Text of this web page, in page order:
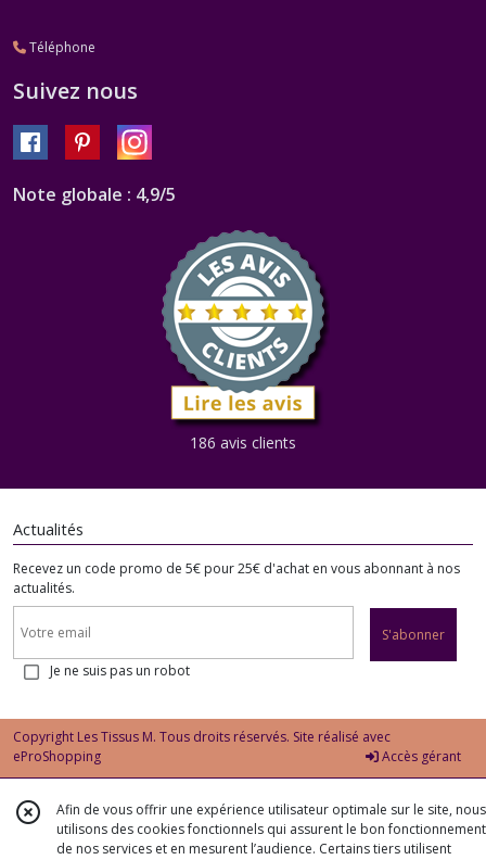
Téléphone
Suivez nous
Note globale : 4,9/5
186 avis clients
Actualités
Recevez un code promo de 5€ pour 25€ d'achat en vous abonnant à nos
actualités.
S'abonner
Je ne suis pas un robot
Copyright Les Tissus M. Tous droits réservés. Site réalisé avec
eProShopping
Accès gérant
Afin de vous offrir une expérience utilisateur optimale sur le site, nous
utilisons des cookies fonctionnels qui assurent le bon fonctionnement
de nos services et en mesurent l’audience. Certains tiers utilisent